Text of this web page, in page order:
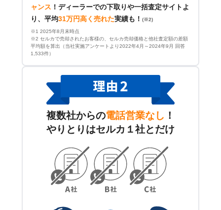
ャンス ！ ディーラーでの下取りや一括査定サイトよ
り、平均31万円高く売れた実績も！ (※2)
※1 2025年8月末時点
※2 セルカで売却されたお客様の、セルカ売却価格と他社査定額の差額
平均額を算出（当社実施アンケートより2022年4月～2024年9月 回答
1,533件）
複数社からの電話営業なし ！
やりとりはセルカ１社とだけ